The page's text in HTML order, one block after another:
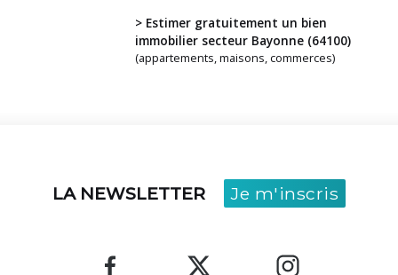
> Estimer gratuitement un bien
immobilier secteur Bayonne (64100)
(appartements, maisons, commerces)
LA NEWSLETTER Je m'inscris